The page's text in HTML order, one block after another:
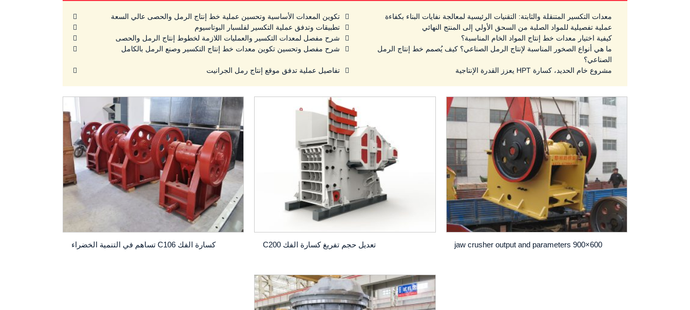
تكوين المعدات الأساسية وتحسين عملية خط إنتاج الرمل والحصى عالي السعة
معدات التكسير المتنقلة والثابتة: التقنيات الرئيسية لمعالجة نفايات البناء بكفاءة
تطبيقات وتدفق عملية التكسير لفلسبار البوتاسيوم
عملية تفصيلية للمواد الصلبة من السحق الأولي إلى المنتج النهائي
شرح مفصل لمعدات التكسير والعمليات اللازمة لخطوط إنتاج الرمل والحصى
كيفية اختيار معدات خط إنتاج المواد الخام المناسبة؟
شرح مفصل وتحسين تكوين معدات خط إنتاج التكسير وصنع الرمل بالكامل
ما هي أنواع الصخور المناسبة لإنتاج الرمل الصناعي؟ كيف يُصمم خط إنتاج الرمل
الصناعي؟
تفاصيل عملية تدفق موقع إنتاج رمل الجرانيت
مشروع خام الحديد، كسارة HPT يعزز القدرة الإنتاجية
600×900 jaw crusher output and parameters تعديل حجم تفريغ كسارة الفك C200 كسارة الفك C106 تساهم في التنمية الخضراء